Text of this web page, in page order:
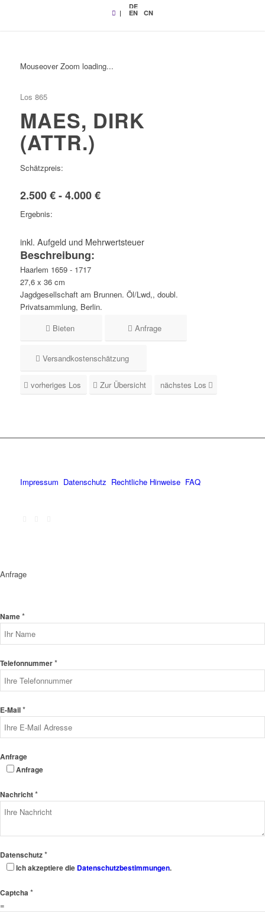
|
DE
EN CN
Mouseover Zoom loading...
Los 865
MAES, DIRK
(ATTR.)
Schätzpreis:
2.500 € - 4.000 €
Ergebnis:
inkl. Aufgeld und Mehrwertsteuer
Beschreibung:
Haarlem 1659 - 1717
27,6 x 36 cm
Jagdgesellschaft am Brunnen. Öl/Lwd,, doubl.
Privatsammlung, Berlin.
Bieten
Anfrage
Versandkostenschätzung
vorheriges Los Zur Übersicht nächstes Los
Impressum Datenschutz Rechtliche Hinweise FAQ
Anfrage
Name*
Telefonnummer*
E-Mail*
Anfrage
Anfrage
Nachricht*
Datenschutz*
Ich akzeptiere die Datenschutzbestimmungen.
Captcha *
=